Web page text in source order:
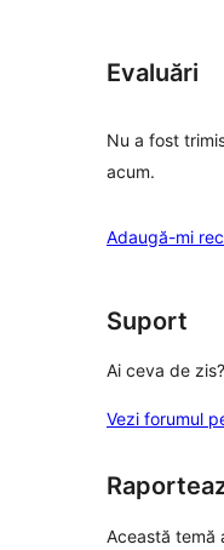
Evaluări
Nu a fost
acum.
Adaugă-mi
Suport
Ai ceva de
Vezi forumul
Această temă